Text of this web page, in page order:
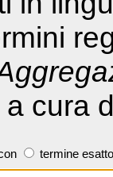
a cura
termine esatto